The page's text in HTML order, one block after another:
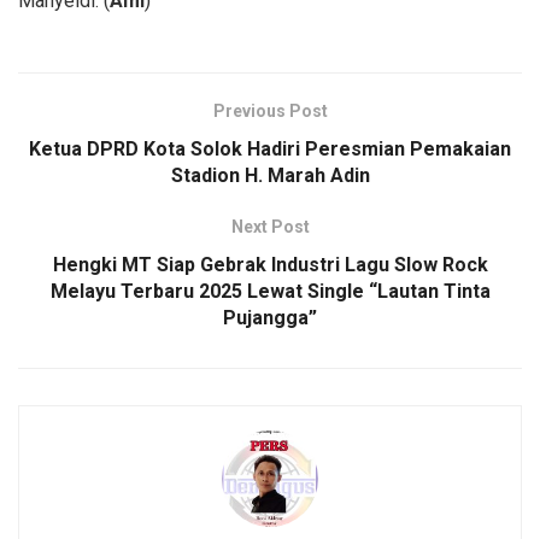
Previous Post
Ketua DPRD Kota Solok Hadiri Peresmian Pemakaian
Stadion H. Marah Adin
Next Post
Hengki MT Siap Gebrak Industri Lagu Slow Rock
Melayu Terbaru 2025 Lewat Single “Lautan Tinta
Pujangga”